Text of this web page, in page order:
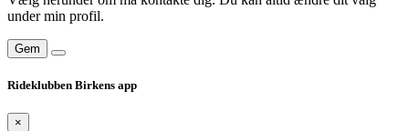
under min profil.
Gem
Rideklubben Birkens app
×